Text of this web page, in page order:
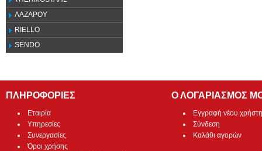
ΛΑΖΑΡΟΥ
RIELLO
SENDO
ΠΛΗΡΟΦΟΡΙΕΣ
Εταιρία
Υπηρεσίες
Συνεργασίες
Όροι χρήσης
Ο ΛΟΓΑΡΙΑΣΜΟΣ
Εγγραφή νέου χρήστη
Σύνδεση
Καλάθι αγορών